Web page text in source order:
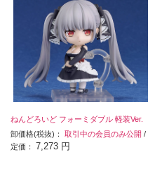
ねんどろいど フォーミダブル 軽装Ver.
卸価格(税抜)： 取引中の会員のみ公開 /
定価： 7,273 円